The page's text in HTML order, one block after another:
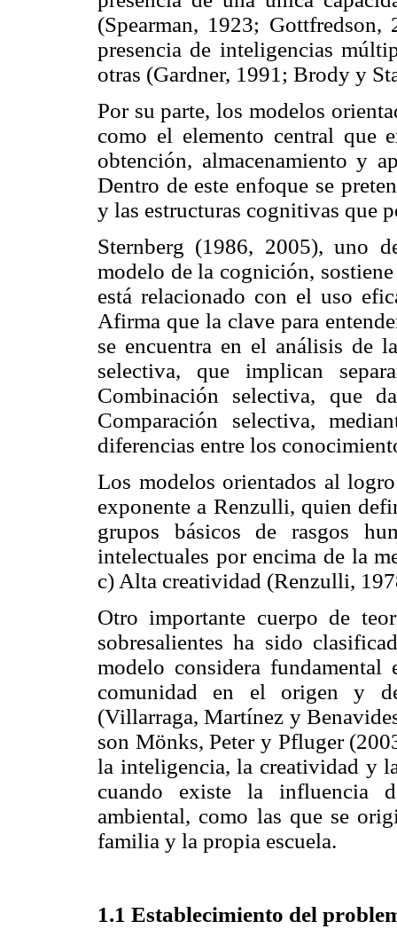
(Spearman, 1923;
presencia de inteligencias
otras (Gardner, 1991; Brody y
Por su parte, los modelos
como el elemento central que
obtención, almacenamiento y
Dentro de este enfoque se
y las estructuras cognitivas que
Sternberg (1986, 2005), uno
modelo de la cognición,
está relacionado con el uso
Afirma que la clave para
se encuentra en el análisis de
selectiva, que implican
Combinación selectiva, que
Comparación selectiva,
diferencias entre los
Los modelos orientados al
exponente a Renzulli, quien
grupos básicos de rasgos
intelectuales por encima de la
c) Alta creatividad (Renzulli,
Otro importante cuerpo de
sobresalientes ha sido
modelo considera
comunidad en el origen y
(Villarraga, Martínez y
son Mönks, Peter y Pfluger
la inteligencia, la creatividad y
cuando existe la influencia
ambiental, como las que se
familia y la propia escuela.
1.1 Establecimiento del